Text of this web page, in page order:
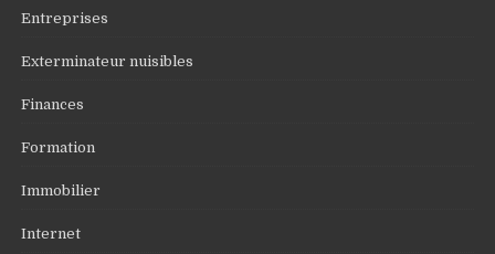
Entreprises
Exterminateur nuisibles
Finances
Formation
Immobilier
Internet